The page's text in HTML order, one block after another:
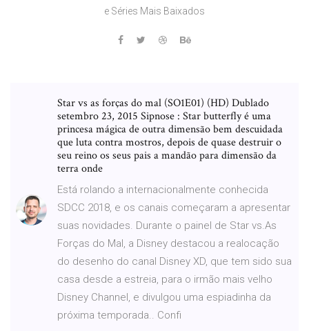
e Séries Mais Baixados
Star vs as forças do mal (SO1E01) (HD) Dublado
setembro 23, 2015 Sipnose : Star butterfly é uma
princesa mágica de outra dimensão bem descuidada
que luta contra mostros, depois de quase destruir o
seu reino os seus pais a mandão para dimensão da
terra onde
Está rolando a internacionalmente conhecida
SDCC 2018, e os canais começaram a apresentar
suas novidades. Durante o painel de Star vs.As
Forças do Mal, a Disney destacou a realocação
do desenho do canal Disney XD, que tem sido sua
casa desde a estreia, para o irmão mais velho
Disney Channel, e divulgou uma espiadinha da
próxima temporada.. Confi